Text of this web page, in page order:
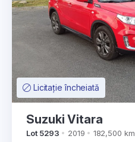
Licitație încheiată
Suzuki Vitara
Lot 5293 2019 182,500 km